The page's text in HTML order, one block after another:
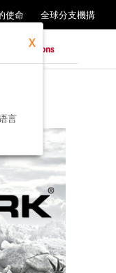
使命 全球分支機搆
X
言